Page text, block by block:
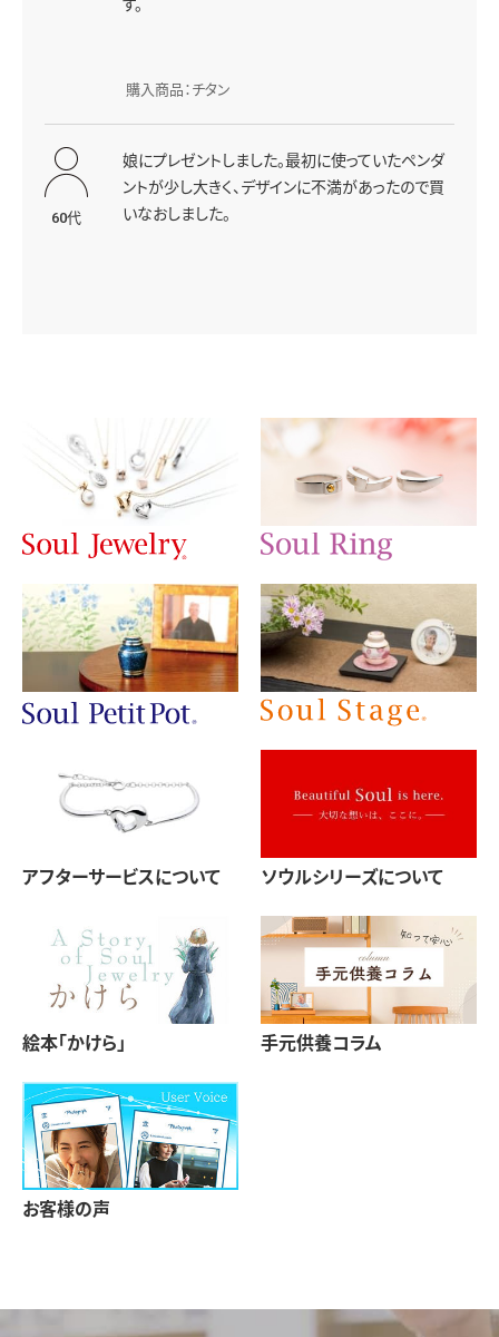
す。
購入商品：チタン
60代
娘にプレゼントしました。最初に使っていたペンダ
ントが少し大きく、デザインに不満があったので買
いなおしました。
アフターサービスについて ソウルシリーズについて
絵本「かけら」 手元供養コラム
お客様の声